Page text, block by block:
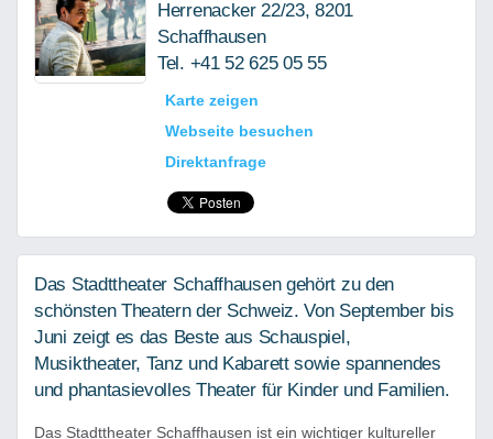
Herrenacker 22/23, 8201
Schaffhausen
Tel. +41 52 625 05 55
Karte zeigen
Webseite besuchen
Direktanfrage
Das Stadttheater Schaffhausen gehört zu den
schönsten Theatern der Schweiz. Von September bis
Juni zeigt es das Beste aus Schauspiel,
Musiktheater, Tanz und Kabarett sowie spannendes
und phantasievolles Theater für Kinder und Familien.
Das Stadttheater Schaffhausen ist ein wichtiger kultureller